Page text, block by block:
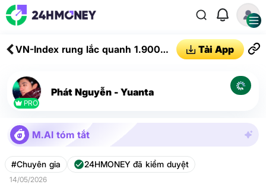
VN-Index rung lắc quanh 1.900
không dành cho người mua đuổi
Tải App
PRO
Phát Nguyễn - Yuanta
M.AI tóm tắt
#Chuyên gia 24HMONEY đã kiểm duyệt
14/05/2026